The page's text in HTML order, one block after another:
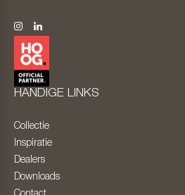
HANDIGE LINKS
Collectie
Inspiratie
Dealers
Downloads